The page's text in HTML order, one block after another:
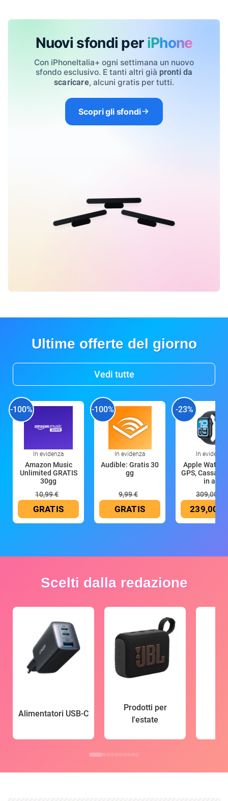
Nuovi sfondi per iPhone
Con iPhoneItalia+ ogni settimana un nuovo
sfondo esclusivo. E tanti altri già pronti da
scaricare, alcuni gratis per tutti.
Scopri gli sfondi
Ultime offerte del giorno
Vedi tutte
-100%
In evidenza
Amazon Music
Unlimited GRATIS
30gg
10,99 €
GRATIS
-100%
In evidenza
Audible: Gratis 30
gg
9,99 €
GRATIS
-23%
In evidenza
Apple Watch
GPS, Cassa
in all
309,00 €
239,00 €
Scelti dalla redazione
Alimentatori USB-C
Prodotti per
l'estate